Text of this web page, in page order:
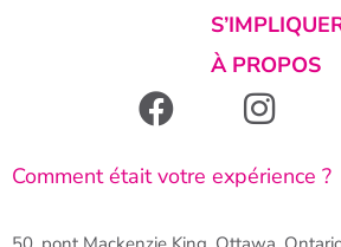
À PROPOS
Comment était votre expérience ?